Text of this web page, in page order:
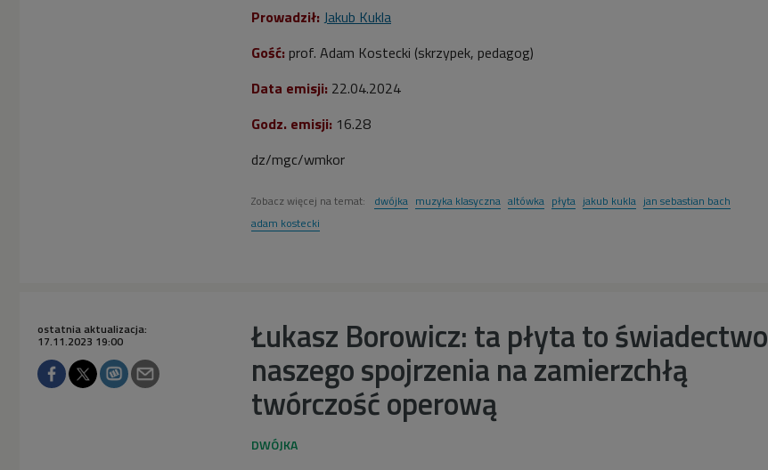
Prowadził: Jakub Kukla
Gość: prof. Adam Kostecki (skrzypek, pedagog)
Data emisji: 22.04.2024
Godz. emisji: 16.28
dz/mgc/wmkor
Zobacz więcej na temat: dwójka muzyka klasyczna altówka płyta jakub kukla jan sebastian bach
adam kostecki
Łukasz Borowicz: ta płyta to świadectwo
naszego spojrzenia na zamierzchłą
twórczość operową
ostatnia aktualizacja:
17.11.2023 19:00